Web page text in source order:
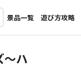
景品一覧
新着景品
遊び方攻略
～ハ